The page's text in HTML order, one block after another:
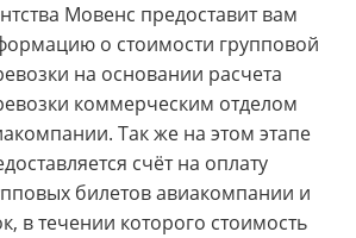
Мовенс предоставит вам
о стоимости групповой
на основании расчета
коммерческим отделом
Так же на этом этапе
счёт на оплату
билетов авиакомпании и
в течении которого стоимость